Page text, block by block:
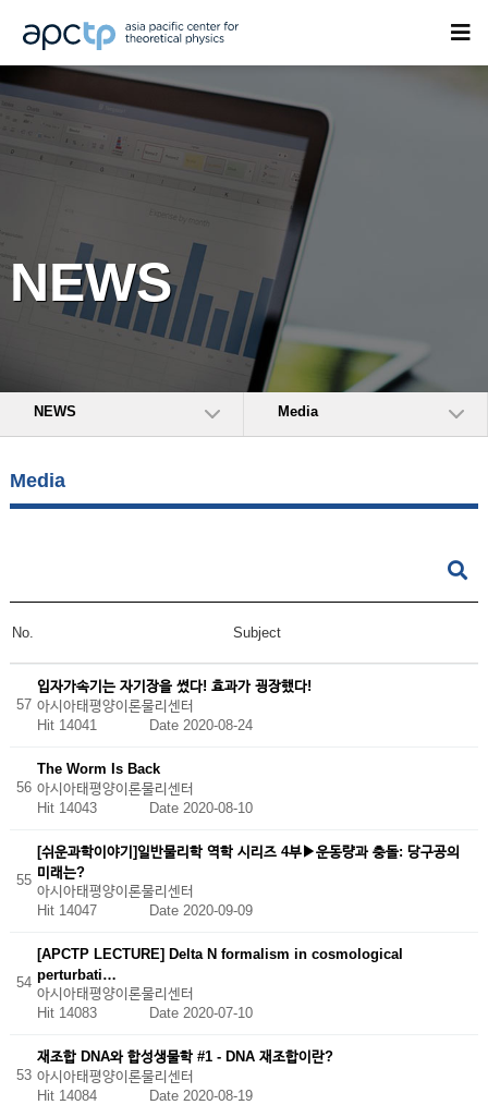
NEWS
NEWS Media
Media
No. Subject
57
입자가속기는 자기장을 썼다! 효과가 굉장했다!
아시아태평양이론물리센터
Hit 14041 Date 2020-08-24
56
The Worm Is Back
아시아태평양이론물리센터
Hit 14043 Date 2020-08-10
55
[쉬운과학이야기]일반물리학 역학 시리즈 4부▶운동량과 충돌: 당구공의
미래는?
아시아태평양이론물리센터
Hit 14047
Date 2020-09-09
54
[APCTP LECTURE] Delta N formalism in cosmological
perturbati…
아시아태평양이론물리센터
Hit 14083
Date 2020-07-10
53
재조합 DNA와 합성생물학 #1 - DNA 재조합이란?
아시아태평양이론물리센터
Hit 14084 Date 2020-08-19